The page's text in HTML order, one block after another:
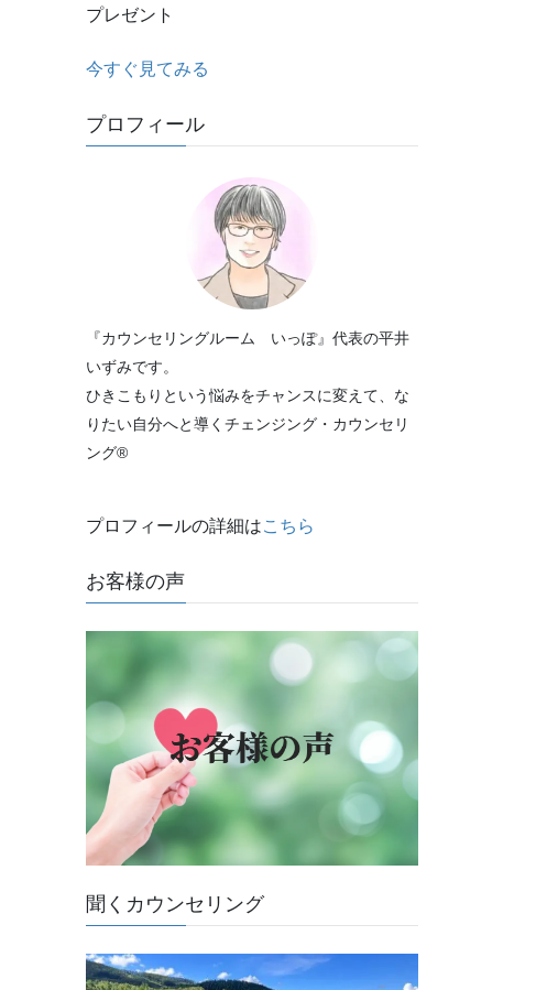
プレゼント
今すぐ見てみる
プロフィール
『カウンセリングルーム いっぽ』代表の平井
いずみです。
ひきこもりという悩みをチャンスに変えて、な
りたい自分へと導くチェンジング・カウンセリ
ング®
プロフィールの詳細はこちら
お客様の声
聞くカウンセリング